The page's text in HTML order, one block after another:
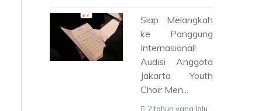
Siap Melangkah
ke Panggung
Internasional!
Audisi Anggota
Jakarta Youth
Choir Men...
2 tahun yang lalu